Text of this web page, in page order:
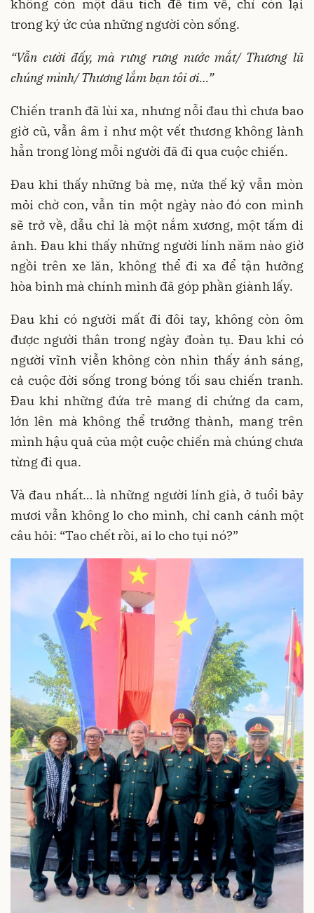
không còn một dấu tích để tìm về, chỉ còn lại
trong ký ức của những người còn sống.
“Vẫn cười đấy, mà rưng rưng nước mắt/ Thương lũ
chúng mình/Thương lắm bạn tôi ơi…”
Chiến tranh đã lùi xa, nhưng nỗi đau thì chưa bao
giờ cũ, vẫn âm ỉ như một vết thương không lành
hẳn trong lòng mỗi người đã đi qua cuộc chiến.
Đau khi thấy những bà mẹ, nửa thế kỷ vẫn mòn
mỏi chờ con, vẫn tin một ngày nào đó con mình
sẽ trở về, dẫu chỉ là một nắm xương, một tấm di
ảnh. Đau khi thấy những người lính năm nào giờ
ngồi trên xe lăn, không thể đi xa để tận hưởng
hòa bình mà chính mình đã góp phần giành lấy.
Đau khi có người mất đi đôi tay, không còn ôm
được người thân trong ngày đoàn tụ. Đau khi có
người vĩnh viễn không còn nhìn thấy ánh sáng,
cả cuộc đời sống trong bóng tối sau chiến tranh.
Đau khi những đứa trẻ mang di chứng da cam,
lớn lên mà không thể trưởng thành, mang trên
mình hậu quả của một cuộc chiến mà chúng chưa
từng đi qua.
Và đau nhất… là những người lính già, ở tuổi bảy
mươi vẫn không lo cho mình, chỉ canh cánh một
câu hỏi: “Tao chết rồi, ai lo cho tụi nó?”